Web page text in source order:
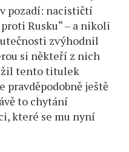
pozadí: nacističtí
Rusku“ – a nikoli
zvýhodnil
si někteří z nich
tento titulek
pravděpodobně ještě
to chytání
které se mu nyní